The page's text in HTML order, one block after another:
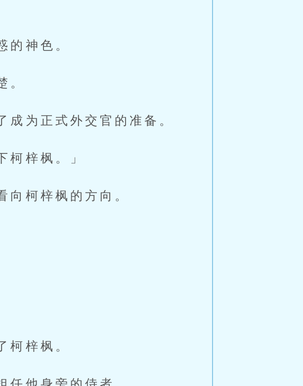
神色。
。
为正式外交官的准备。
梓枫。」
柯梓枫的方向。
梓枫。